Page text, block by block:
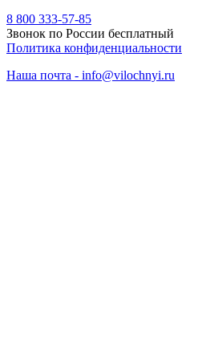
8 800 333-57-85
Звонок по России бесплатный
Политика конфиденциальности
Наша почта - info@vilochnyi.ru